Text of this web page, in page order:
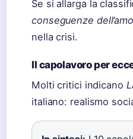
Se si allarga la
conseguenze
nella crisi.
Il capolavoro per
Molti critici indicano
italiano: realismo